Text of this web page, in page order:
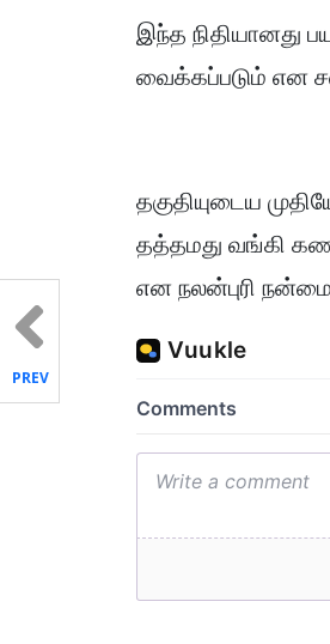
இந்த நிதியானது
வைக்கப்படும் என
தகுதியுடைய
தத்தமது வங்கி
என நலன்புரி
PREV